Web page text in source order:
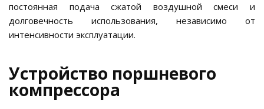
постоянная подача сжатой воздушной смеси и
долговечность использования, независимо от
интенсивности эксплуатации.
Устройство поршневого
компрессора